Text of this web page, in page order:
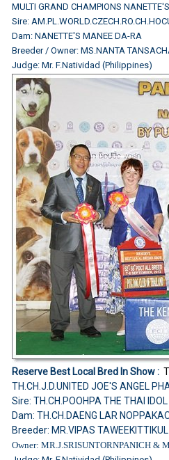
MULTI GRAND CHAMPIONS
Sire:
Dam: NANETTE'S MANEE DA-RA
Breeder / Owner: MS.NANTA
Judge: Mr. F.Natividad (Philippines)
Reserve Best Local Bred In Show :
TH.CH.J.D.UNITED JOE'S ANGEL
Sire: TH.CH.POOHPA THE THAI IDOL
Dam: TH.CH.DAENG LAR
Breeder: MR.VIPAS TAWEEKITTIKUL
Owner: MR.J.SRISUNTORNPANICH &